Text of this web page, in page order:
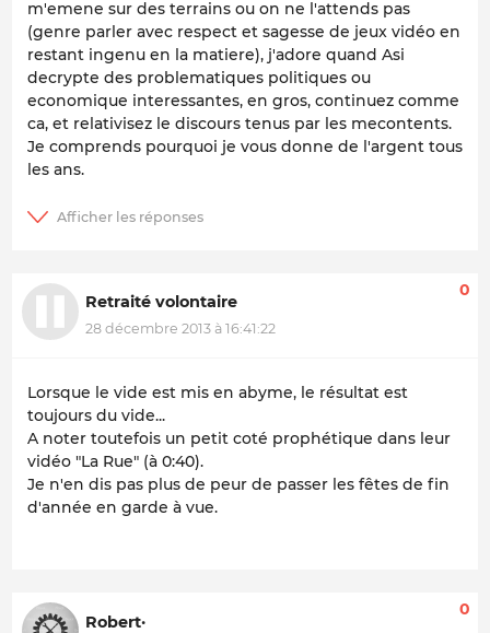
m'emene sur des terrains ou on ne l'attends pas
(genre parler avec respect et sagesse de jeux vidéo en
restant ingenu en la matiere), j'adore quand Asi
decrypte des problematiques politiques ou
economique interessantes, en gros, continuez comme
ca, et relativisez le discours tenus par les mecontents.
Je comprends pourquoi je vous donne de l'argent tous
les ans.
Retraité volontaire
28 décembre 2013 à 16:41:22
0
Lorsque le vide est mis en abyme, le résultat est
toujours du vide...
A noter toutefois un petit coté prophétique dans leur
vidéo "La Rue" (à 0:40).
Je n'en dis pas plus de peur de passer les fêtes de fin
d'année en garde à vue.
Robert·
0